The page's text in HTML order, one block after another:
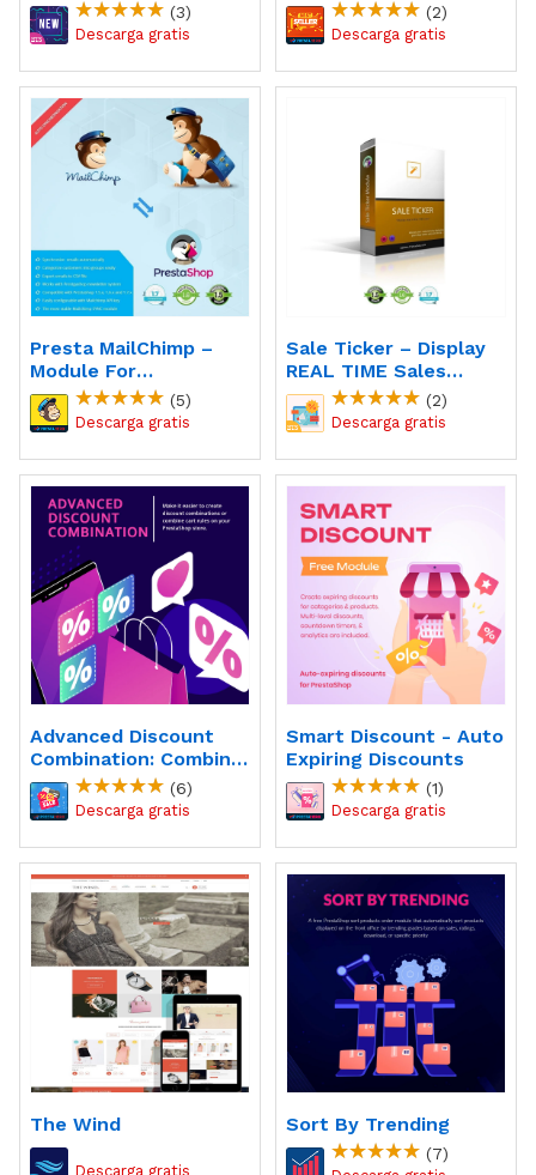
(3) (2)
Presta MailChimp –
Module For
PrestaShop
(5)
Sale Ticker – Display
REAL TIME Sales
Module
(2)
Advanced Discount
Combination: Combine
Cart Rules
(6)
Smart Discount - Auto
Expiring Discounts
(1)
The Wind Sort By Trending
(7)